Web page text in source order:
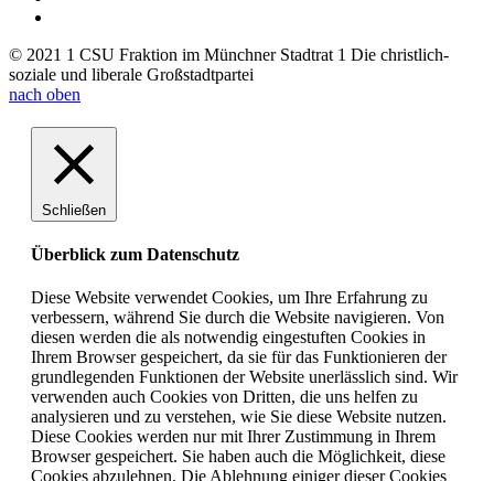
© 2021 1 CSU Fraktion im Münchner Stadtrat 1 Die christlich-
soziale und liberale Großstadtpartei
nach oben
Schließen
Überblick zum Datenschutz
Diese Website verwendet Cookies, um Ihre Erfahrung zu
verbessern, während Sie durch die Website navigieren. Von
diesen werden die als notwendig eingestuften Cookies in
Ihrem Browser gespeichert, da sie für das Funktionieren der
grundlegenden Funktionen der Website unerlässlich sind. Wir
verwenden auch Cookies von Dritten, die uns helfen zu
analysieren und zu verstehen, wie Sie diese Website nutzen.
Diese Cookies werden nur mit Ihrer Zustimmung in Ihrem
Browser gespeichert. Sie haben auch die Möglichkeit, diese
Cookies abzulehnen. Die Ablehnung einiger dieser Cookies